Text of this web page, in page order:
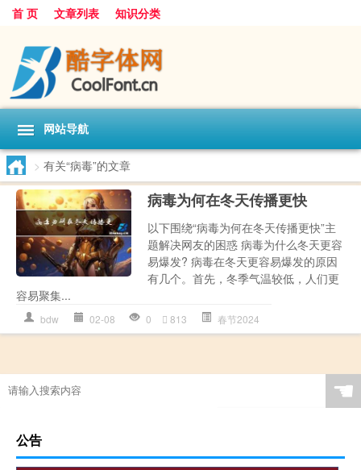
首 页 文章列表 知识分类
网站导航
> 有关“病毒”的文章
病毒为何在冬天传播更快
以下围绕“病毒为何在冬天传播更快”主
题解决网友的困惑 病毒为什么冬天更容
易爆发? 病毒在冬天更容易爆发的原因
有几个。首先，冬季气温较低，人们更
容易聚集...
bdw 02-08 0 813 春节2024
☚
公告